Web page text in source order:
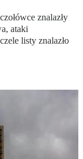
znalazły
ataki
listy znalazło